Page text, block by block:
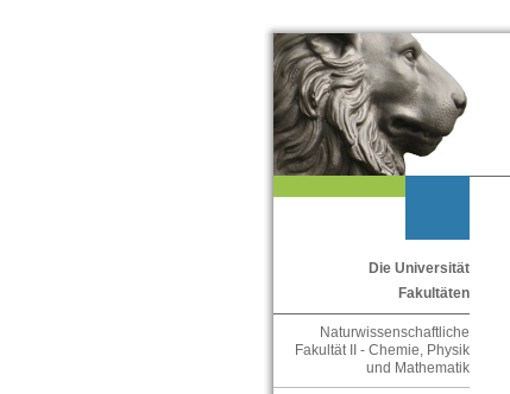
Die Universität
Fakultäten
Naturwissenschaftliche
Fakultät II - Chemie, Physik
und Mathematik